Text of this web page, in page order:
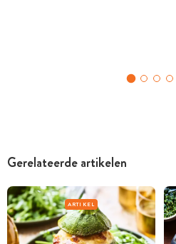
Gerelateerde artikelen
ARTIKEL